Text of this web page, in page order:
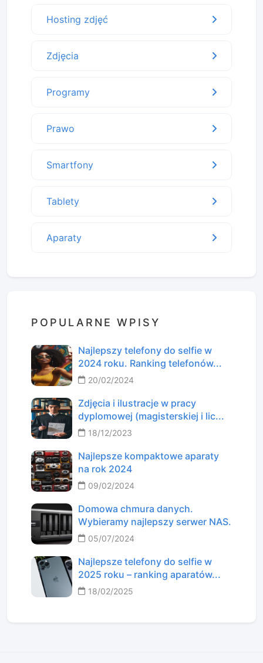
Hosting zdjęć
Zdjęcia
Programy
Prawo
Smartfony
Tablety
Aparaty
POPULARNE WPISY
Najlepszy telefony do selfie w
2024 roku. Ranking telefonów...
20/02/2024
Zdjęcia i ilustracje w pracy
dyplomowej (magisterskiej i lic...
18/12/2023
Najlepsze kompaktowe aparaty
na rok 2024
09/02/2024
Domowa chmura danych.
Wybieramy najlepszy serwer NAS.
05/07/2024
Najlepsze telefony do selfie w
2025 roku – ranking aparatów...
18/02/2025